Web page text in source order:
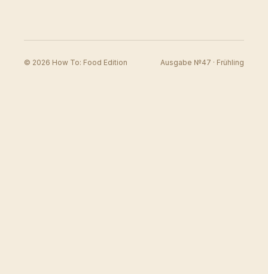
© 2026 How To: Food Edition Ausgabe №47 · Frühling